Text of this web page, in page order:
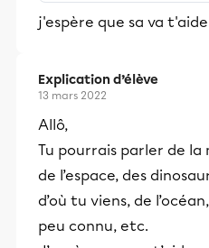
stimulants,
et leurs parents
j'espère que sa va
Explication d’élève
13 mars 2022
Allô,
Tu pourrais parler de
de l’espace, des
d’où tu viens, de
peu connu, etc.